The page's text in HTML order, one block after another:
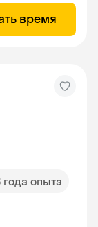
время
года опыта